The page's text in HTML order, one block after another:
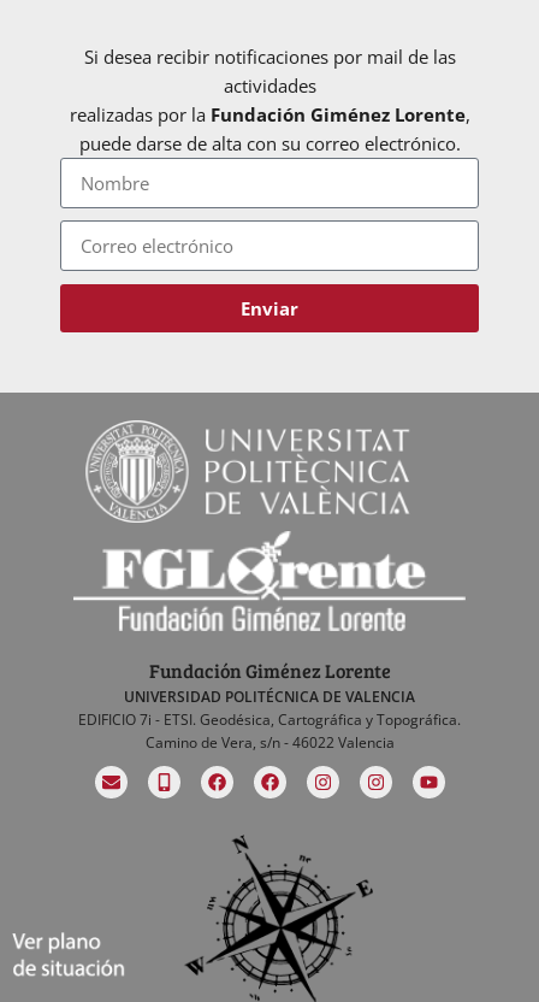
Si desea recibir notificaciones por mail de las
actividades
realizadas por la Fundación Giménez Lorente,
puede darse de alta con su correo electrónico.
Enviar
Fundación Giménez Lorente
UNIVERSIDAD POLITÉCNICA DE VALENCIA
EDIFICIO 7i - ETSI. Geodésica, Cartográfica y Topográfica.
Camino de Vera, s/n - 46022 Valencia